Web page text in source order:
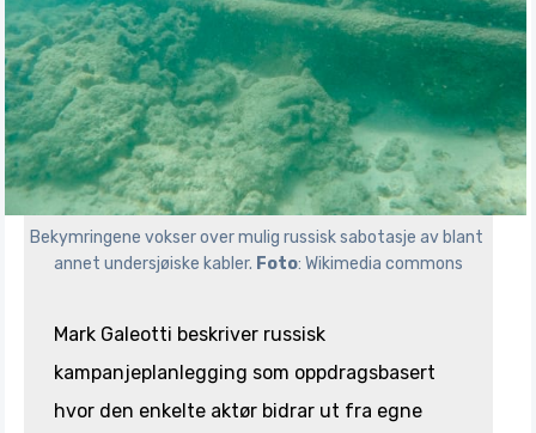
Bekymringene vokser over mulig russisk sabotasje av blant
annet undersjøiske kabler. Foto: Wikimedia commons
Mark Galeotti beskriver russisk
kampanjeplanlegging som oppdragsbasert
hvor den enkelte aktør bidrar ut fra egne